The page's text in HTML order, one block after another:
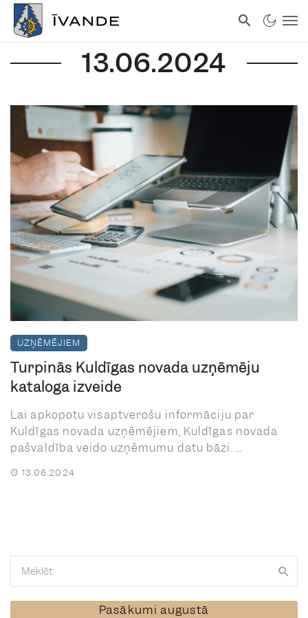
13.06.2024
UZŅĒMĒJIEM
Turpinās Kuldīgas novada uzņēmēju
kataloga izveide
Lai apkopotu visaptverošu informāciju par
Kuldīgas novada uzņēmējiem, Kuldīgas novada
pašvaldība veido uzņēmumu datu bāzi. ...
13.06.2024
Pasākumi augustā